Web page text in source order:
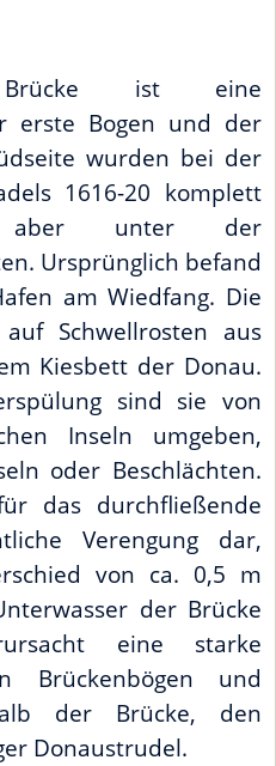
ist eine
erste Bogen und der
wurden bei der
1616-20 komplett
aber unter der
Ursprünglich befand
am Wiedfang. Die
Schwellrosten aus
Kiesbett der Donau.
sind sie von
Inseln umgeben,
oder Beschlächten.
das durchfließende
Verengung dar,
von ca. 0,5 m
der Brücke
eine starke
Brückenbögen und
der Brücke, den
Donaustrudel.